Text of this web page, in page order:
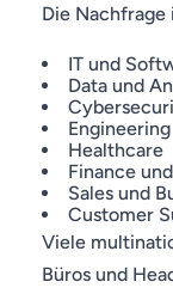
Die Nachfrage
IT und
Data und
Engineering
Healthcare
Finance
Sales und
Customer
Viele
Büros und